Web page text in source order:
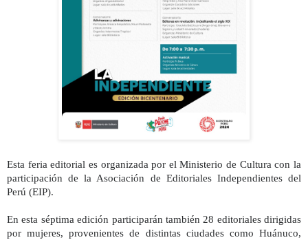
Esta feria editorial es organizada por el Ministerio de Cultura con la
participación de la Asociación de Editoriales Independientes del
Perú (EIP).
En esta séptima edición participarán también 28 editoriales dirigidas
por mujeres, provenientes de distintas ciudades como Huánuco,